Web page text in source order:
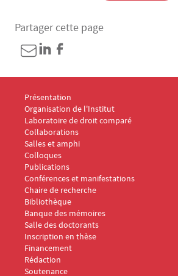
Partager cette page
Menu Footer IDC 1
Présentation
Organisation de l'Institut
Laboratoire de droit comparé
Collaborations
Salles et amphi
Menu Footer IDC 2
Colloques
Publications
Conférences et manifestations
Chaire de recherche
Menu Footer IDC 3
Bibliothèque
Banque des mémoires
Menu Footer IDC 4
Salle des doctorants
Inscription en thèse
Financement
Rédaction
Soutenance